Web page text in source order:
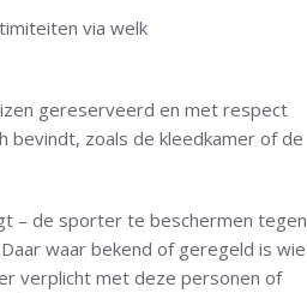
via welk
gereserveerd en met respect
zoals de kleedkamer of de
– de sporter te beschermen tegen
waar bekend of geregeld is wie
verplicht met deze personen of